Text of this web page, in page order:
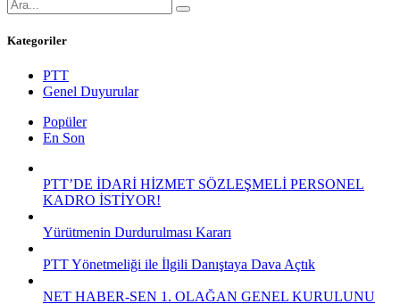
NET GENEL MEVZUAT
PTT Ünvan Yükselme ve Ünvan Değişikliği Sınavlarına Girecek
Başta Üyelerimiz Olmak Üzere Tüm Personele Başarılar Dileriz
Detay